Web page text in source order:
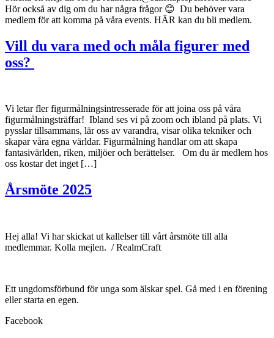
Hör också av dig om du har några frågor 😊 Du behöver vara
medlem för att komma på våra events. HÄR kan du bli medlem.
Vill du vara med och måla figurer med
oss?
Vi letar fler figurmålningsintresserade för att joina oss på våra
figurmålningsträffar! Ibland ses vi på zoom och ibland på plats. Vi
pysslar tillsammans, lär oss av varandra, visar olika tekniker och
skapar våra egna världar. Figurmålning handlar om att skapa
fantasivärlden, riken, miljöer och berättelser. Om du är medlem hos
oss kostar det inget […]
Årsmöte 2025
Hej alla! Vi har skickat ut kallelser till vårt årsmöte till alla
medlemmar. Kolla mejlen. / RealmCraft
Ett ungdomsförbund för unga som älskar spel. Gå med i en förening
eller starta en egen.
Facebook